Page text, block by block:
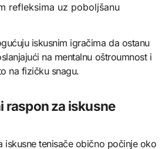
refleksima uz poboljšanu
iskusnim igračima da ostanu
na mentalnu oštroumnost i
na fizičku snagu.
raspon za iskusne
iskusne tenisače obično počinje oko